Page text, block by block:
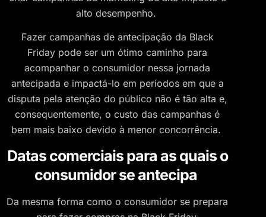
alto desempenho.
Fazer campanhas de antecipação da Black
Friday pode ser um ótimo caminho para
acompanhar o consumidor nessa jornada
antecipada e impactá-lo em períodos em que a
disputa pela atenção do público não é tão alta e,
consequentemente, o custo das campanhas é
bem mais baixo devido à menor concorrência.
Datas comerciais para as quais o
consumidor se antecipa
Da mesma forma como o consumidor se prepara